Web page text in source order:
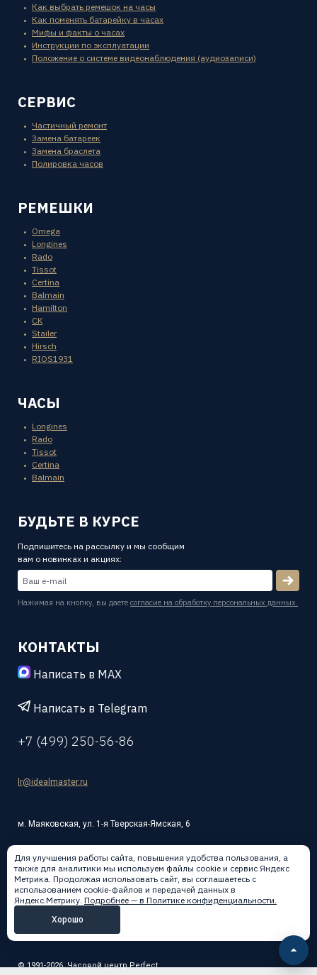
Как выбрать ремешок на часы
Как поменять батарейку в часах
Мифы и факты о часах
Инструкции по эксплуатации
Положение о системе видеонаблюдения (аудиозаписи)
СЕРВИС
Частичный ремонт
Замена батареек
Замена браслета
Полировка часов
РЕМЕШКИ
Omega
Longines
Rado
Tissot
Certina
Balmain
Hamilton
CK
Stailer
Hirsch
RIOS1931
ЧАСЫ
Longines
Rado
Tissot
Certina
Balmain
БУДЬТЕ В КУРСЕ
Подпишитесь на рассылку и мы сообщим
вам о новинках и акциях:
Нажимая на кнопку, вы даете согласие на обработку персональных данных.
КОНТАКТЫ
Написать в MAX
Написать в Telegram
+7 (499) 250-56-86
lr@idealmaster.ru
м. Маяковская, ул. 1-я Тверская-Ямская, 6
Написать в:
© 1991-2026, Часовой центр Perfect
Для улучшения работы сайта, повышения удобства пользования, а
также для аналитики мы используем файлы cookie и сервис Яндекс
Метрика. Продолжая использовать сайт, вы соглашаетесь с
использованием cookie-файлов и передачей данных в
Яндекс.Метрику. Подробнее — в Политике конфиденциальности.
Хорошо